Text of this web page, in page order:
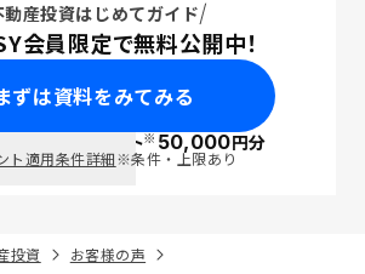
動産投資はじめてガイド
会員限定で無料公開中！
ずは資料をみてみる
ポイント※50,000円分
ト適用条件詳細※条件・上限あり
投資
お客様の声